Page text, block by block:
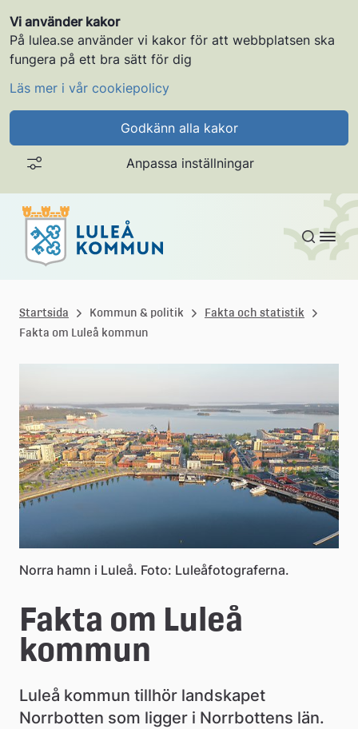
Vi använder kakor
På lulea.se använder vi kakor för att webbplatsen ska
fungera på ett bra sätt för dig
Läs mer i vår cookiepolicy
Godkänn alla kakor
Anpassa inställningar
Gå till innehållet
u
l
å
k
o
m
m
u
Startsida Kommun & politik
Fakta och statistik
Fakta om Luleå kommun
Norra hamn i Luleå. Foto: Luleåfotograferna.
Fakta om Luleå
kommun
Luleå kommun tillhör landskapet
Norrbotten som ligger i Norrbottens län.